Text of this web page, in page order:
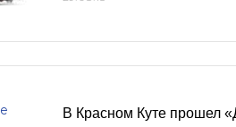
В Красном Куте прошел